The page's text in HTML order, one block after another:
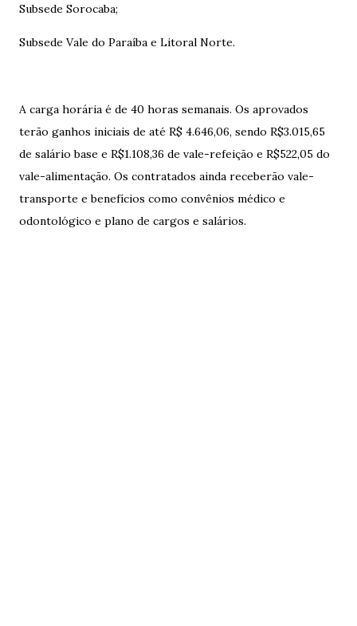
Subsede Sorocaba;
Subsede Vale do Paraíba e Litoral Norte.
A carga horária é de 40 horas semanais. Os aprovados
terão ganhos iniciais de até R$ 4.646,06, sendo R$3.015,65
de salário base e R$1.108,36 de vale-refeição e R$522,05 do
vale-alimentação. Os contratados ainda receberão vale-
transporte e benefícios como convênios médico e
odontológico e plano de cargos e salários.